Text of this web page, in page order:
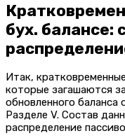
бух. балансе:
Итак,
которые загашаются
обновленного
Разделе V. Состав
распределение